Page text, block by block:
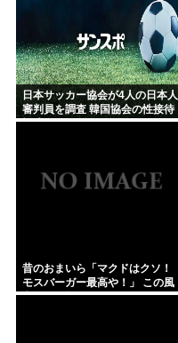
日本サッカー協会が4人の日本人
審判員を調査 韓国協会の性接待
疑惑で
昔のおまいら「マクドはクソ！
モスバーガー最高や！」 この風
潮はもう無くなった？